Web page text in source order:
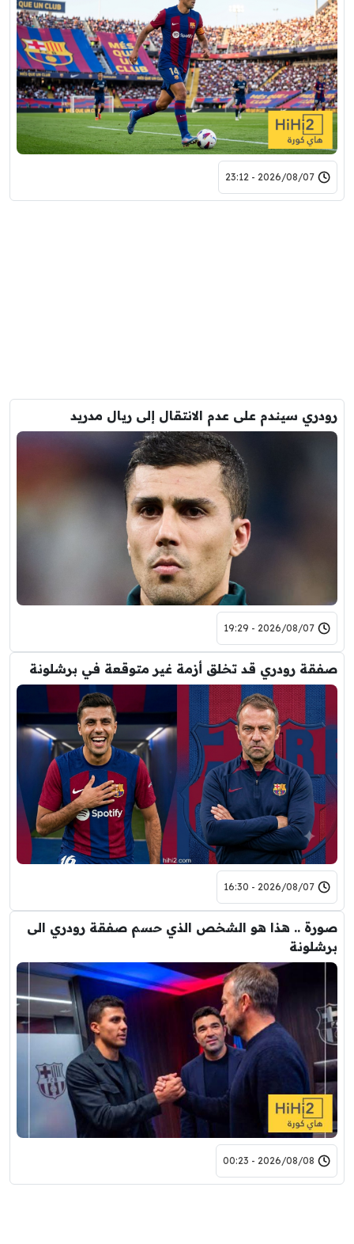
2026/08/07 - 23:12
رودري سيندم على عدم الانتقال إلى ريال مدريد
2026/08/07 - 19:29
صفقة رودري قد تخلق أزمة غير متوقعة في برشلونة
2026/08/07 - 16:30
صورة .. هذا هو الشخص الذي حسم صفقة رودري الى
برشلونة
2026/08/08 - 00:23